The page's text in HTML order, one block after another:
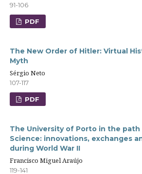
91-106
PDF
The New Order of Hitler: Virtual
Myth
Sérgio Neto
107-117
PDF
The University of Porto in the path
Science: innovations, exchanges
during World War II
Francisco Miguel Araújo
119-141